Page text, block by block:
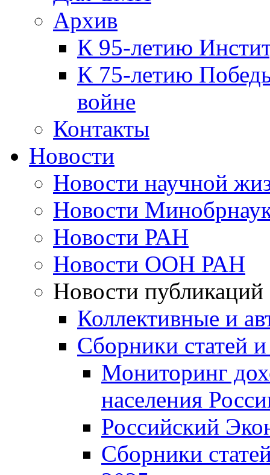
Архив
К 95-летию
К 75-летию
войне
Контакты
Новости
Новости научной
Новости
Новости РАН
Новости ООН РАН
Новости публикаций
Коллективные и
Сборники статей
Мониторинг
населения
Российский
Сборники